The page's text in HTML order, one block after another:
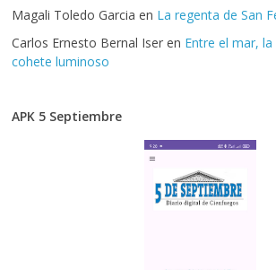
Magali Toledo Garcia en La regenta de San
Carlos Ernesto Bernal Iser en Entre el mar,
cohete luminoso
APK 5 Septiembre